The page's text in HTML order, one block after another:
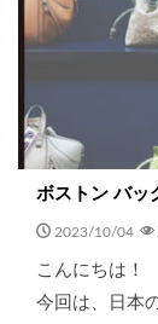
ボストン バッ
2023/10/04
こんにちは！
今回は、日本